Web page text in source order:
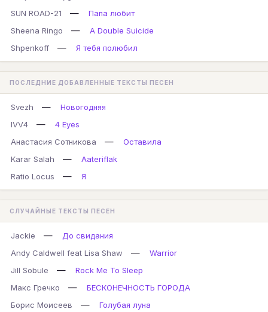
SUN ROAD-21
—
Папа любит
Sheena Ringo
—
A Double Suicide
Shpenkoff
— Я тебя полюбил
ПОСЛЕДНИЕ ДОБАВЛЕННЫЕ ТЕКСТЫ ПЕСЕН
Svezh —
Новогодняя
IVV4
—
4 Eyes
Анастасия Сотникова
—
Оставила
Karar Salah
—
Aateriflak
Ratio Locus
— Я
СЛУЧАЙНЫЕ ТЕКСТЫ ПЕСЕН
Jackie —
До свидания
Andy Caldwell feat Lisa Shaw
—
Warrior
Jill Sobule
—
Rock Me To Sleep
Макс Гречко
—
БЕСКОНЕЧНОСТЬ ГОРОДА
Борис Моисеев
— Голубая луна